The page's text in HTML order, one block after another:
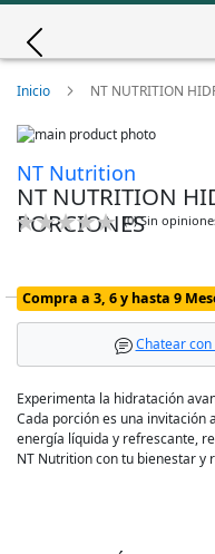
Saltar
Contenido
Inicio NT NUTRITION
Skip
the
end
of
the
to
the
beginning
of
gallery
NT Nutrition
NT NUTRITION
PORCIONES
Calificación:
0
100
(0)Sin
Compra a 3, 6 y hasta 9
Chatear
Experimenta la hidratación
Cada porción es una invitación
energía líquida y refrescante,
NT Nutrition con tu bienestar y
Giro
Iscali
Magene
Wahoo